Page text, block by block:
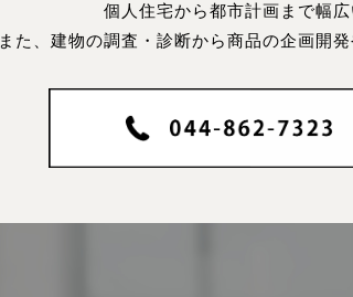
個人住宅から都市計画まで幅
また、建物の調査・診断から商品の企画開